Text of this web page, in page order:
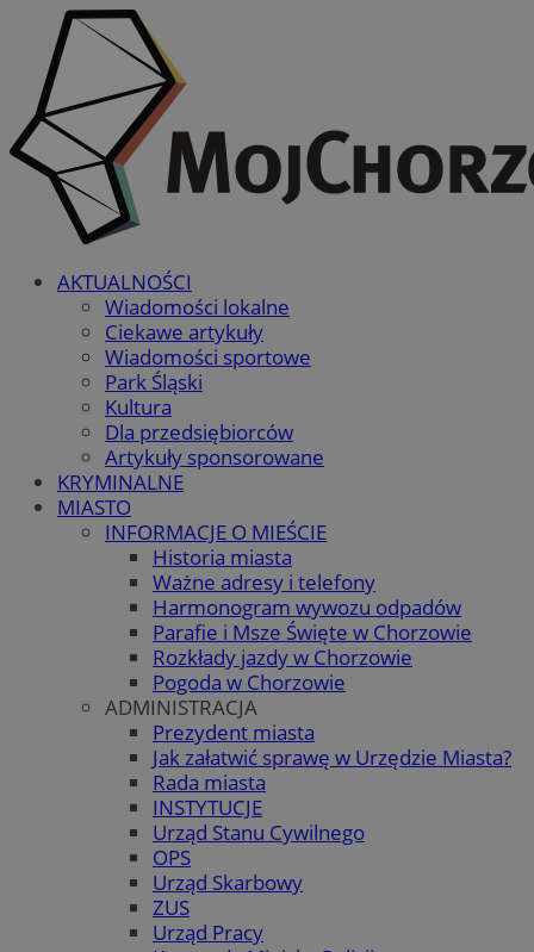
AKTUALNOŚCI
Wiadomości lokalne
Ciekawe artykuły
Wiadomości sportowe
Park Śląski
Kultura
Dla przedsiębiorców
Artykuły sponsorowane
KRYMINALNE
MIASTO
INFORMACJE O MIEŚCIE
Historia miasta
Ważne adresy i telefony
Harmonogram wywozu odpadów
Parafie i Msze Święte w Chorzowie
Rozkłady jazdy w Chorzowie
Pogoda w Chorzowie
ADMINISTRACJA
Prezydent miasta
Jak załatwić sprawę w Urzędzie Miasta?
Rada miasta
INSTYTUCJE
Urząd Stanu Cywilnego
OPS
Urząd Skarbowy
ZUS
Urząd Pracy